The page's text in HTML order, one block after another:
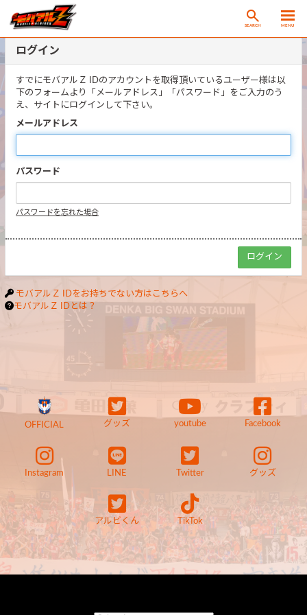
SEARCH MENU
ログイン
すでにモバアルＺ IDのアカウントを取得頂いているユーザー様は以
下のフォームより「メールアドレス」「パスワード」をご入力のう
え、サイトにログインして下さい。
メールアドレス
パスワード
パスワードを忘れた場合
モバアルＺ IDをお持ちでない方はこちらへ
モバアルＺ IDとは？
OFFICIAL グッズ youtube Facebook
Instagram LINE Twitter グッズ
アルビくん TikTok